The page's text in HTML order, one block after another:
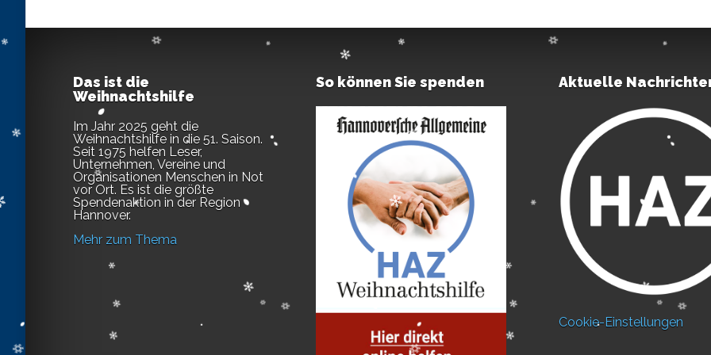
Das ist die
Weihnachtshilfe
Im Jahr 2025 geht die
Weihnachtshilfe in die 51. Saison.
Seit 1975 helfen Leser,
Unternehmen, Vereine und
Organisationen Menschen in Not
vor Ort. Es ist die größte
Spendenaktion in der Region
Hannover.
Mehr zum Thema
So können Sie spenden Aktuelle
Cookie-Einstellungen